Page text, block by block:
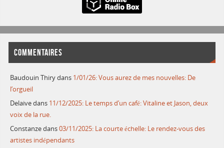
COMMENTAIRES
Baudouin Thirydans 1/01/26: Vous aurez de mes nouvelles: De
l’orgueil
Delaivedans 11/12/2025: Le temps d’un café: Vitaline et Jason, deux
voix de la rue.
Constanzedans03/11/2025: La courte échelle: Le rendez-vous des
artistes indépendants